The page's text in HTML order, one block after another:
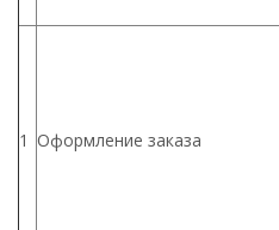
1 Оформление заказа